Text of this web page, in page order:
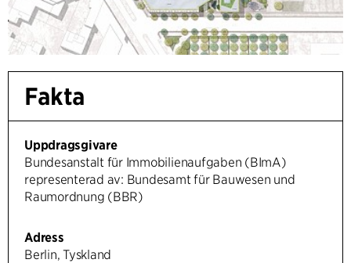
Fakta
Uppdragsgivare
Bundesanstalt für Immobilienaufgaben (BImA)
representerad av: Bundesamt für Bauwesen und
Raumordnung (BBR)
Adress
Berlin, Tyskland